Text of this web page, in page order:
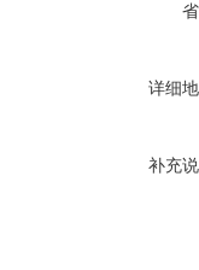
详细
补充